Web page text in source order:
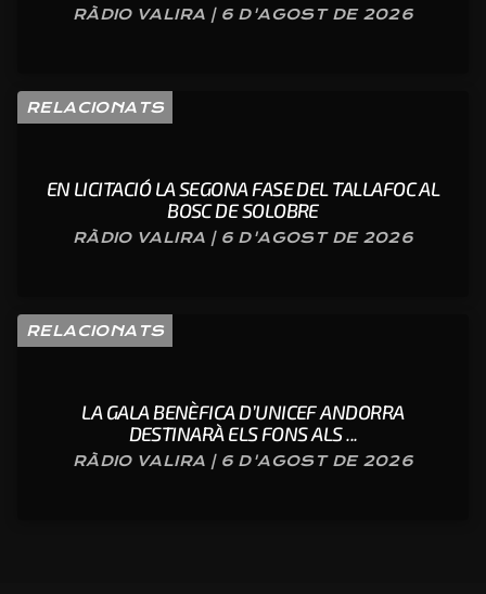
RÀDIO VALIRA | 6 D'AGOST DE 2026
RELACIONATS
EN LICITACIÓ LA SEGONA FASE DEL TALLAFOC AL
BOSC DE SOLOBRE
RÀDIO VALIRA | 6 D'AGOST DE 2026
RELACIONATS
LA GALA BENÈFICA D’UNICEF ANDORRA
DESTINARÀ ELS FONS ALS ...
RÀDIO VALIRA | 6 D'AGOST DE 2026